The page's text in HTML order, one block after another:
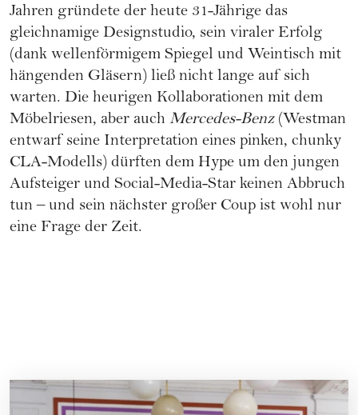
Jahren gründete der heute 31-Jährige das
gleichnamige Designstudio, sein viraler Erfolg
(dank wellenförmigem Spiegel und Weintisch mit
hängenden Gläsern) ließ nicht lange auf sich
warten. Die heurigen Kollaborationen mit dem
Möbelriesen, aber auch Mercedes-Benz (Westman
entwarf seine Interpretation eines pinken, chunky
CLA-Modells) dürften dem Hype um den jungen
Aufsteiger und Social-Media-Star keinen Abbruch
tun – und sein nächster großer Coup ist wohl nur
eine Frage der Zeit.